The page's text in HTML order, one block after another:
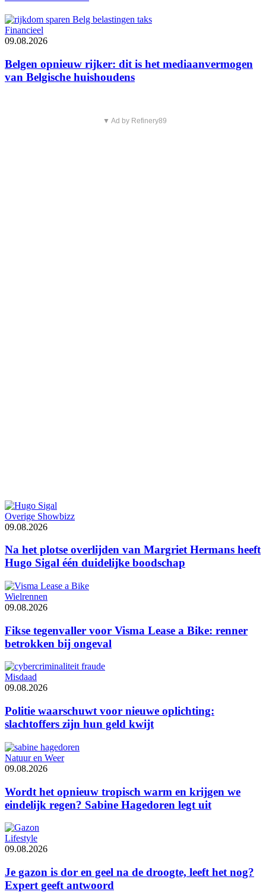
Financieel
09.08.2026
Belgen opnieuw rijker: dit is het mediaanvermogen
van Belgische huishoudens
▼ Ad by Refinery89
Overige Showbizz
09.08.2026
Na het plotse overlijden van Margriet Hermans heeft
Hugo Sigal één duidelijke boodschap
Wielrennen
09.08.2026
Fikse tegenvaller voor Visma Lease a Bike: renner
betrokken bij ongeval
Misdaad
09.08.2026
Politie waarschuwt voor nieuwe oplichting:
slachtoffers zijn hun geld kwijt
Natuur en Weer
09.08.2026
Wordt het opnieuw tropisch warm en krijgen we
eindelijk regen? Sabine Hagedoren legt uit
Lifestyle
09.08.2026
Je gazon is dor en geel na de droogte, leeft het nog?
Expert geeft antwoord